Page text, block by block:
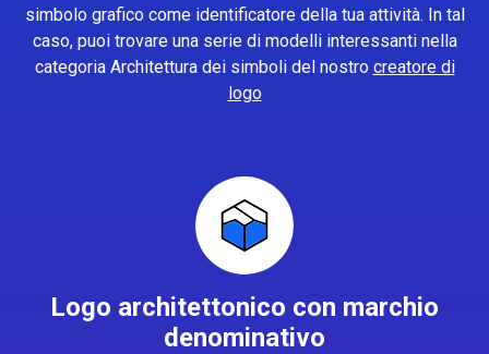
simbolo grafico come identificatore della tua attività. In tal
caso, puoi trovare una serie di modelli interessanti nella
categoria Architettura dei simboli del nostro creatore di
logo
Logo architettonico con marchio
denominativo